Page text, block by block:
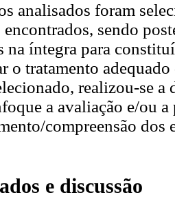
analisados foram
encontrados, sendo
na íntegra para
o tratamento
realizou-se a
a avaliação e/ou
compreensão dos
e discussão